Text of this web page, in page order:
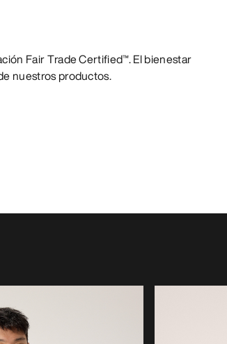
Fair Trade Certified™. El bienestar
nuestros productos.